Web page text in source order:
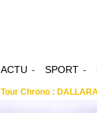
ACTU SPORT